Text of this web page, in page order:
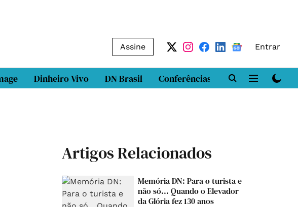
Assine Entrar
Dinheiro Vivo DN Brasil Conferências DN LAB
Artigos Relacionados
Memória DN: Para o turista e
não só... Quando o Elevador
da Glória fez 130 anos